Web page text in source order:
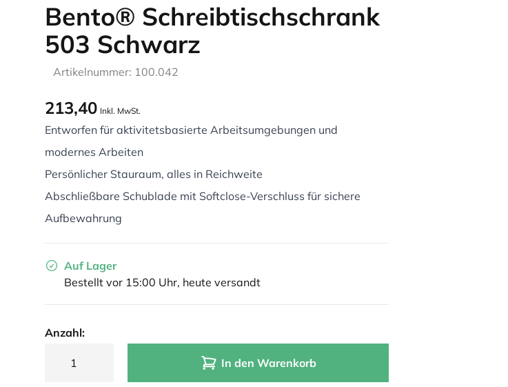
Bento® Schreibtischschrank
503 Schwarz
Artikelnummer: 100.042
213,40 Inkl. MwSt.
Entworfen für aktivitetsbasierte Arbeitsumgebungen und
modernes Arbeiten
Persönlicher Stauraum, alles in Reichweite
Abschließbare Schublade mit Softclose-Verschluss für sichere
Aufbewahrung
Auf Lager
Bestellt vor 15:00 Uhr, heute versandt
Anzahl:
In den Warenkorb